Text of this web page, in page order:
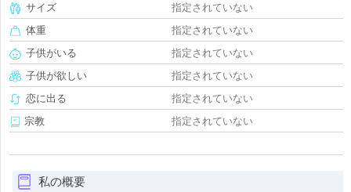
サイズ
指定されていない
体重
指定されていない
子供がいる
指定されていない
子供が欲しい
指定されていない
恋に出る
指定されていない
宗教
指定されていない
私の概要